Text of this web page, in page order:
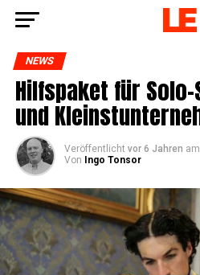
NEWS
Hilfs­pa­ket für
und
Veröffentlicht vor 6 Jahren am
Von
Ingo Tonsor